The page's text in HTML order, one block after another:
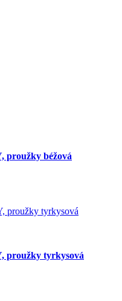
proužky béžová
proužky tyrkysová